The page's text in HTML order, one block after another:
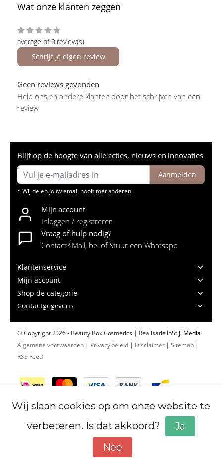
Wat onze klanten zeggen
average of 0 review(s)
Schrijf je eigen review
Geen reviews gevonden
Help ons en andere klanten door het schrijven van een
review
Blijf op de hoogte van alle acties, nieuws en innovaties
Aanmelden
* Wij delen jouw email nooit met anderen
Mijn account
Inloggen / registreren
Vraag of hulp nodig?
Contact? Mail, bel of Stuur een Whatsapp
Klantenservice
Mijn account
Shop de categorie
Contactgegevens
© Copyright 2026 - Beauty Box Cosmetics | Realisatie InStijl Media
Algemene voorwaarden | Privacy beleid | Disclaimer | Sitemap |
RSS Feed
Wij slaan cookies op om onze website te
verbeteren. Is dat akkoord?
Ja
Nee